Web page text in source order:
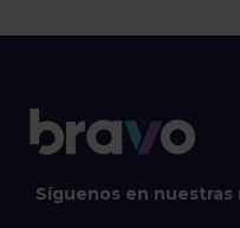
Síguenos en nuestras